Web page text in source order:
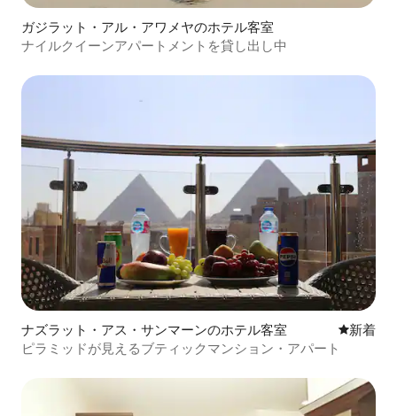
ガジラット・アル・アワメヤのホテル客室
ナイルクイーンアパートメントを貸し出し中
ナズラット・アス・サンマーンのホテル客室 新しい宿
新着
ピラミッドが見えるブティックマンション・アパート